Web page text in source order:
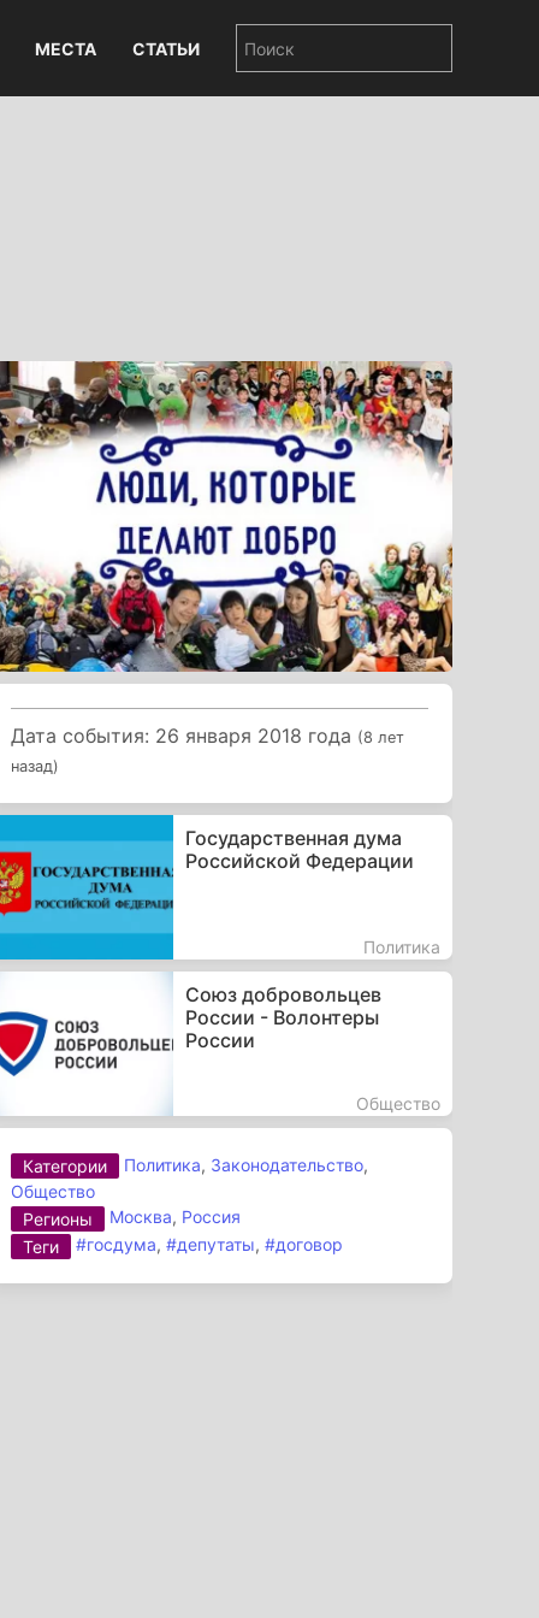
МЕСТА СТАТЬИ
Дата события: 26 января 2018 года (8 лет
назад)
Государственная дума
Российской Федерации
Политика
Союз добровольцев
России - Волонтеры
России
Общество
Категории Политика, Законодательство,
Общество
Регионы
Москва, Россия
Теги
#госдума,#депутаты,#договор